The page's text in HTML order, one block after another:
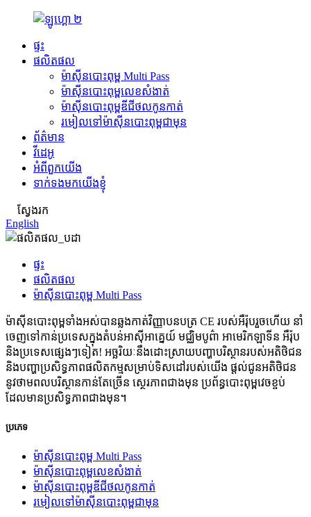
ផ្ទះ
ផលិតផល
ម៉ាស៊ីនបោះពុម្ព Multi Pass
ម៉ាស៊ីនបោះពុម្ពលេខសំងាត់
ម៉ាស៊ីនបោះពុម្ពឌីជីថលកូនកាត់
រមៀលទៅម៉ាស៊ីនបោះពុម្ពជាមុន
ព័ត៌មាន
វីដេអូ
អំពីពួកយើង
ទាក់ទងមកយើងខ្ញុំ
ស្វែងរក
English
ផ្ទះ
ផលិតផល
ម៉ាស៊ីនបោះពុម្ព Multi Pass
ម៉ាស៊ីនបោះពុម្ពទាំងអស់បានឆ្លងកាត់វិញ្ញាបនបត្រ CE របស់អឺរ៉ុបរួចហើយ នាំ
ចេញទៅកាន់ប្រទេសក្នុងតំបន់អាស៊ីអាគ្នេយ៍ មជ្ឈិមបូព៌ា អាមេរិកឡាទីន អឺរ៉ុប
និងប្រទេសផ្សេងៗទៀត! អច្ឆរិយៈនឹងដោះស្រាយបញ្ហាបរិស្ថានរបស់អតិថិជន
និងបញ្ហាប្រសិទ្ធភាពផលិតកម្មសម្រាប់ទិសដៅរបស់យើង ផ្តល់ជូនអតិថិជន
នូវថាមពលបរិស្ថានកាន់តែច្រើន ស្ថេរភាពជាងមុន ប្រព័ន្ធបោះពុម្ពវេចខ្ចប់
ដែលមានប្រសិទ្ធភាពជាងមុន។
ប្រភេទ
ម៉ាស៊ីនបោះពុម្ព Multi Pass
ម៉ាស៊ីនបោះពុម្ពលេខសំងាត់
ម៉ាស៊ីនបោះពុម្ពឌីជីថលកូនកាត់
រមៀលទៅម៉ាស៊ីនបោះពុម្ពជាមុន